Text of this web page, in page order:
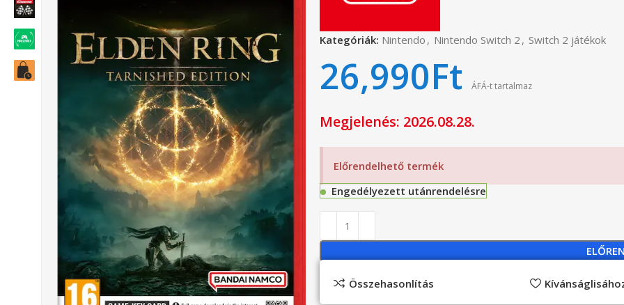
Kategóriák: Nintendo , Nintendo Switch 2 , Switch 2 játékok
26,990Ft ÁFÁ-t tartalmaz
Megjelenés: 2026.08.28.
Előrendelhető termék
Engedélyezett utánrendelésre
Összehasonlítás